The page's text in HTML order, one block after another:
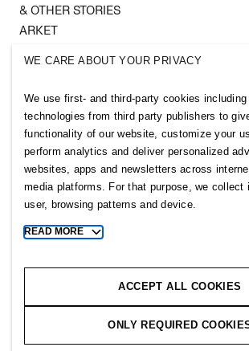
& OTHER STORIES
ARKET
Follow us
WE CARE ABOUT YOUR PRIVACY
We use first- and third-party cookies
technologies from third party publishers to
functionality of our website, customize your
perform analytics and deliver personalized
websites, apps and newsletters across
media platforms. For that purpose, we collect
user, browsing patterns and device.
Toggle
cookie
READ MORE
ACCEPT ALL COOKIES
ONLY REQUIRED